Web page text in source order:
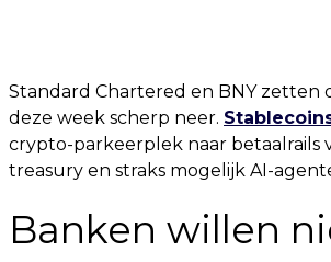
Standard Chartered en BNY zetten
deze week scherp neer.
crypto-parkeerplek naar betaalrails
treasury en straks mogelijk AI-
Banken willen